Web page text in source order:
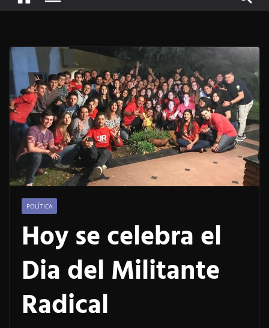
POLÍTICA
Hoy se celebra el
Dia del Militante
Radical